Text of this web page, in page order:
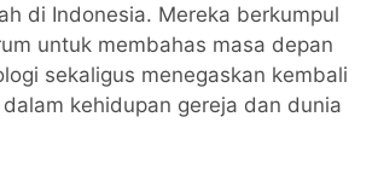
di Indonesia. Mereka berkumpul
untuk membahas masa depan
sekaligus menegaskan kembali
kehidupan gereja dan dunia